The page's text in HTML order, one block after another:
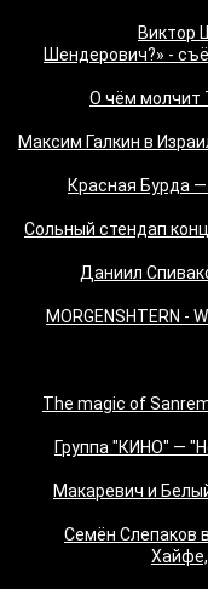
Виктор
Шендерович?» -
«О чём молчит
Максим Галкин в
Красная Бурда
"Сольный стендап
"Даниил
MORGENSHTERN -
"The magic of
Группа "КИНО" —
Макаревич и
Семён Слепаков
Хайфе,